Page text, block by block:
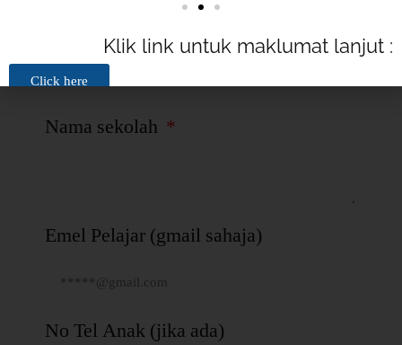
Nama sekolah
Emel Pelajar (gmail sahaja)
No Tel Anak (jika ada)
Klik link untuk maklumat lanjut :
Click here